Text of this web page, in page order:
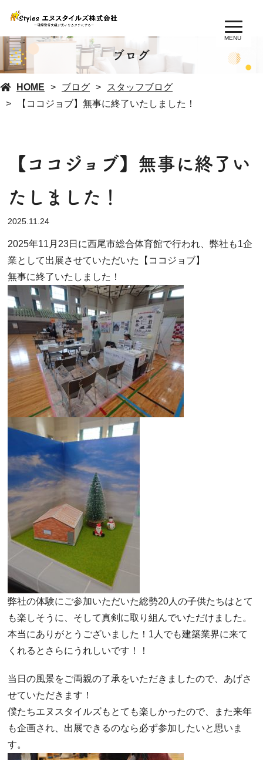
MENU
ブログ
HOME ブログ
スタッフブログ
【ココジョブ】無事に終了いたしました！
【ココジョブ】無事に終了い
たしました！
2025.11.24
2025年11月23日に西尾市総合体育館で行われ、弊社も1企
業として出展させていただいた【ココジョブ】
無事に終了いたしました！
弊社の体験にご参加いただいた総勢20人の子供たちはとて
も楽しそうに、そして真剣に取り組んでいただけました。
本当にありがとうございました！1人でも建築業界に来て
くれるとさらにうれしいです！！
当日の風景をご両親の了承をいただきましたので、あげさ
せていただきます！
僕たちエヌスタイルズもとても楽しかったので、また来年
も企画され、出展できるのなら必ず参加したいと思いま
す。